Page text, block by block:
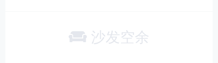
沙发空余